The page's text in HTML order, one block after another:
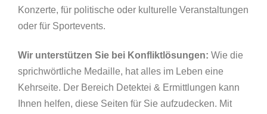
Konzerte, für politische oder kulturelle Veranstaltungen
oder für Sportevents.
Wir unterstützen Sie bei Konfliktlösungen: Wie die
sprichwörtliche Medaille, hat alles im Leben eine
Kehrseite. Der Bereich Detektei & Ermittlungen kann
Ihnen helfen, diese Seiten für Sie aufzudecken. Mit